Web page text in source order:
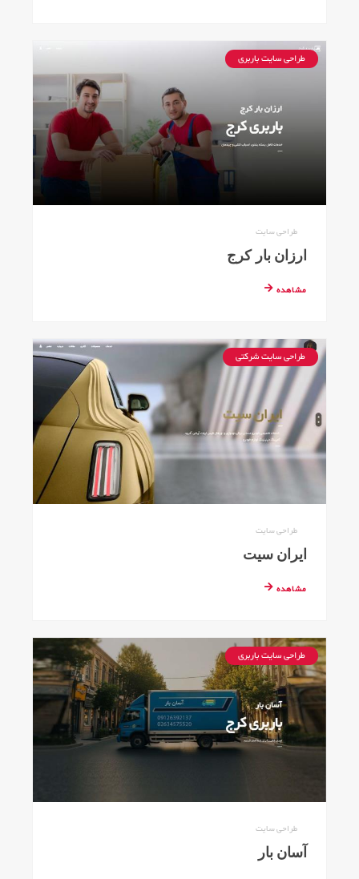
طراحی سایت باربری
طراحی سایت
ارزان بار کرج
مشاهده
طراحی سایت شرکتی
طراحی سایت
ایران سیت
مشاهده
طراحی سایت باربری
طراحی سایت
آسان بار